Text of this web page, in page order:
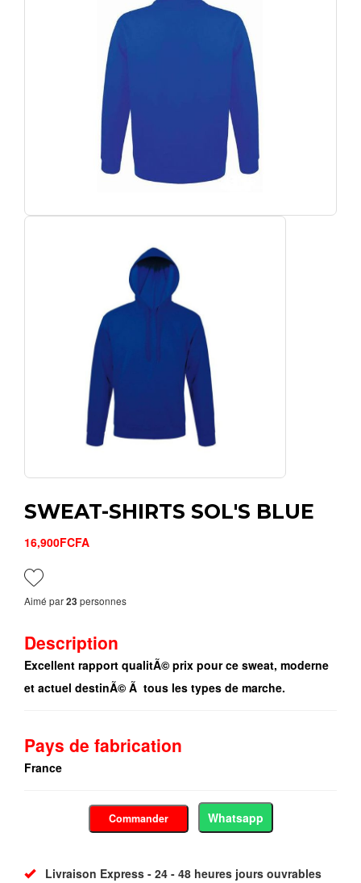
SWEAT-SHIRTS SOL'S BLUE
16,900FCFA
Aimé par23 personnes
Description
Excellent rapport qualitÃ© prix pour ce sweat, moderne
et actuel destinÃ© Ã tous les types de marche.
Pays de fabrication
France
Commander Whatsapp
Livraison Express - 24 - 48 heures jours ouvrables